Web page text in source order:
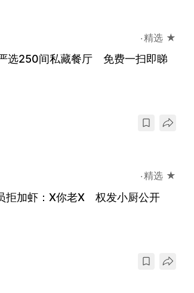
精选 ★
选250间私藏餐厅 免费一扫即睇
精选 ★
拒加虾：X你老X 权发小厨公开